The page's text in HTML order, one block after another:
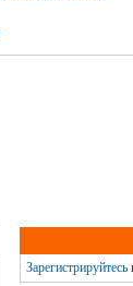
Зарегистрируйтесь